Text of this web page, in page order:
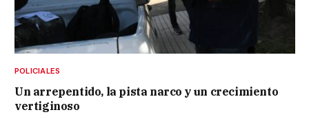
POLICIALES
Un arrepentido, la pista narco y un crecimiento
vertiginoso